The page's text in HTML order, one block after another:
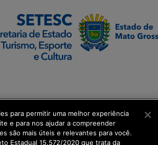
Digital
para permitir uma melhor experiência
e para nos ajudar a compreender
são mais úteis e relevantes para você.
Estadual 15.572/2020 que trata da